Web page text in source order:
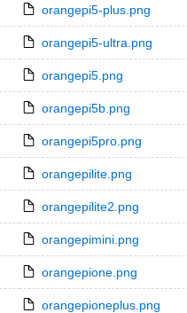
orangepi5-plus.png
orangepi5-ultra.png
orangepi5.png
orangepi5b.png
orangepi5pro.png
orangepilite.png
orangepilite2.png
orangepimini.png
orangepione.png
orangepioneplus.png